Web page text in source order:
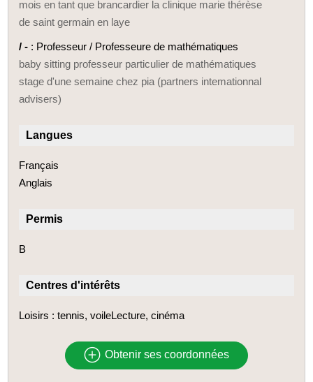
mois en tant que brancardier la clinique marie thérèse
de saint germain en laye
/ - : Professeur / Professeure de mathématiques
baby sitting professeur particulier de mathématiques
stage d'une semaine chez pia (partners intemationnal
advisers)
Langues
Français
Anglais
Permis
B
Centres d'intérêts
Loisirs : tennis, voileLecture, cinéma
Obtenir ses coordonnées